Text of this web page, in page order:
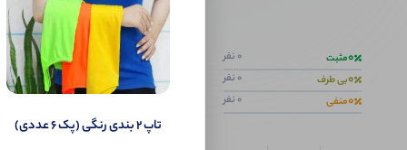
0مثبت 0 نفر
0بی طرف 0 نفر
0منفی 0 نفر
اگر این
تاپ ۲ بندی رنگی (پک 6 عددی)